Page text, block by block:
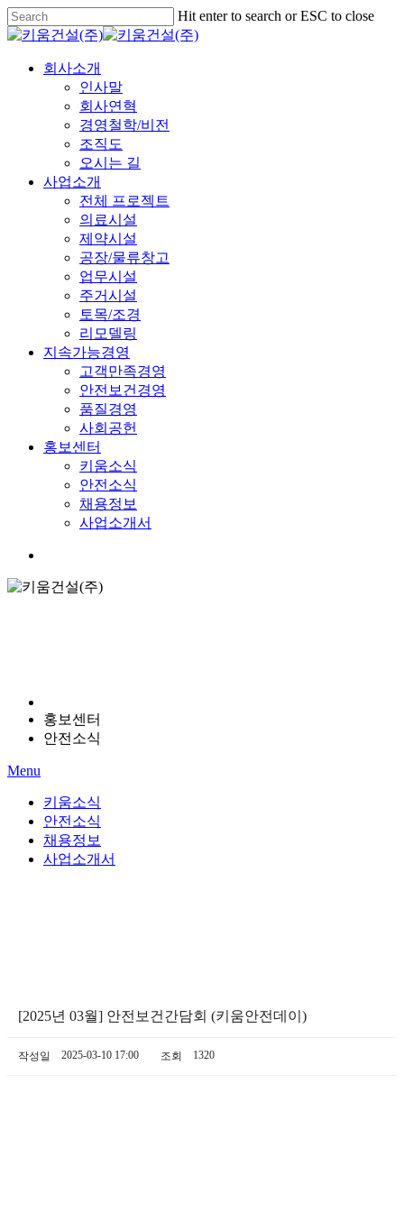
Skip
to
main
content
Hit enter to search or ESC to close
Close
Menu
회사소개
인사말
회사연혁
경영철학/비전
조직도
오시는 길
사업소개
전체 프로젝트
의료시설
제약시설
공장/물류창고
업무시설
주거시설
토목/조경
리모델링
지속가능경영
고객만족경영
안전보건경영
품질경영
사회공헌
홍보센터
키움소식
안전소식
채용정보
사업소개서
홍보센터
안전소식
Menu
키움소식
안전소식
채용정보
사업소개서
[2025년 03월] 안전보건간담회 (키움안전데이)
작성일 2025-03-10 17:00 조회 1320